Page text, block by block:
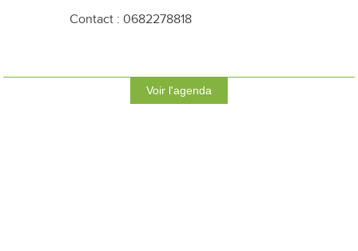
Contact : 0682278818
Voir l'agenda